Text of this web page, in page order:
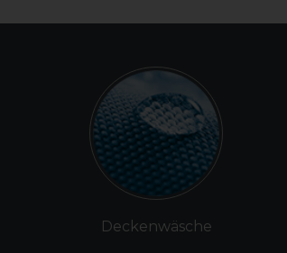
Deckenwäsche